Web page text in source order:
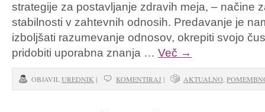
strategije za postavljanje zdravih meja, – načine
stabilnosti v zahtevnih odnosih​. Predavanje je
izboljšati razumevanje odnosov, okrepiti svojo
pridobiti uporabna znanja … Več →
OBJAVILUREDNIK | KOMENTIRAJ | AKTUALNO